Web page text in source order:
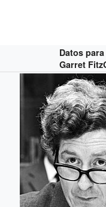
Datos
Garret